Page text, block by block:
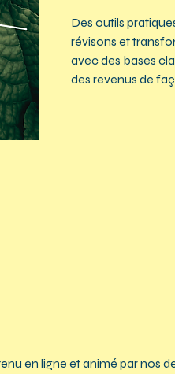
Des outils
révisons et
avec des bases
des revenus de
en ligne et animé par nos